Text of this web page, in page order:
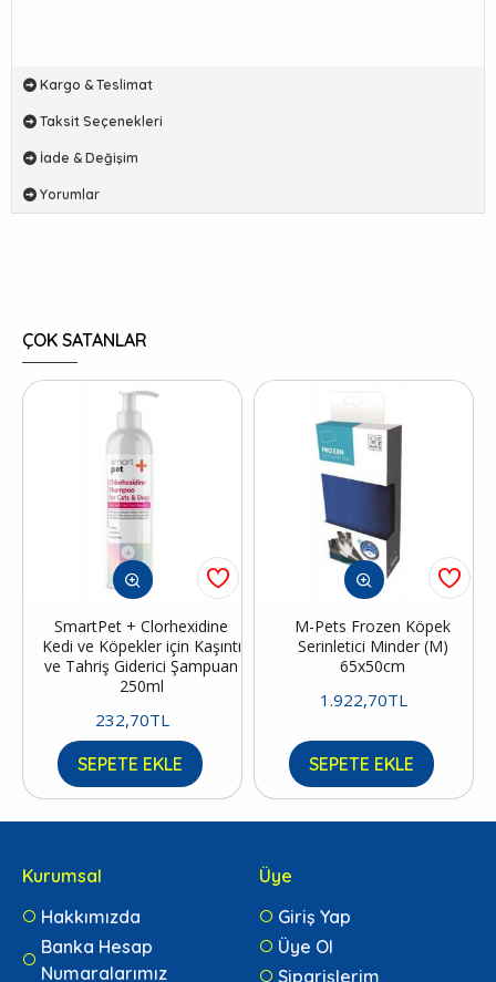
Kargo & Teslimat
Taksit Seçenekleri
İade & Değişim
Yorumlar
ÇOK SATANLAR
SmartPet + Clorhexidine
Kedi ve Köpekler için Kaşıntı
ve Tahriş Giderici Şampuan
250ml
232,70TL
SEPETE EKLE
M-Pets Frozen Köpek
Serinletici Minder (M)
65x50cm
1.922,70TL
SEPETE EKLE
Kurumsal
Hakkımızda
Banka Hesap
Numaralarımız
Üye
Giriş Yap
Üye Ol
Siparişlerim